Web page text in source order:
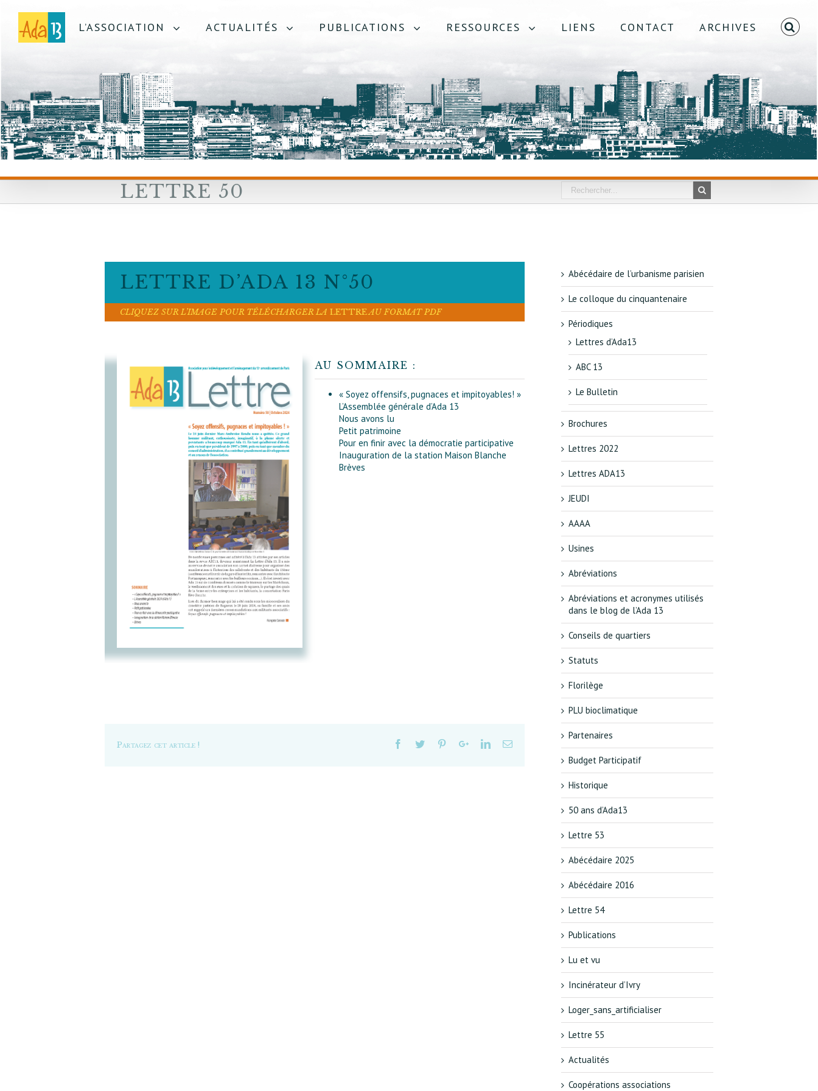
L’ASSOCIATION ACTUALITÉS PUBLICATIONS RESSOURCES LIENS CONTACT ARCHIVES
LETTRE 50
LETTRE D’ADA 13 N°50
CLIQUEZ SUR L’IMAGE POUR TÉLÉCHARGER LA LETTREAU FORMAT PDF
AU SOMMAIRE :
« Soyez offensifs, pugnaces et impitoyables! »
L’Assemblée générale d’Ada 13
Nous avons lu
Petit patrimoine
Pour en finir avec la démocratie participative
Inauguration de la station Maison Blanche
Brèves
Partagez cet article !
Abécédaire de l’urbanisme parisien
Le colloque du cinquantenaire
Périodiques
Lettres d’Ada13
ABC 13
Le Bulletin
Brochures
Lettres 2022
Lettres ADA13
JEUDI
AAAA
Usines
Abréviations
Abréviations et acronymes utilisés
dans le blog de l’Ada 13
Conseils de quartiers
Statuts
Florilège
PLU bioclimatique
Partenaires
Budget Participatif
Historique
50 ans d’Ada13
Lettre 53
Abécédaire 2025
Abécédaire 2016
Lettre 54
Publications
Lu et vu
Incinérateur d’Ivry
Loger_sans_artificialiser
Lettre 55
Actualités
Coopérations associations